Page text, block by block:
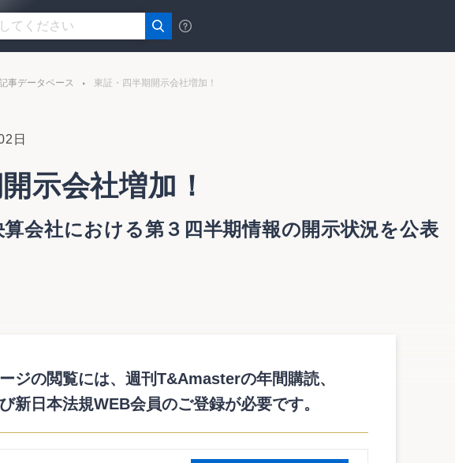
事データベース 東証・四半期開示会社増加！
日
示会社増加！
会社における第３四半期情報の開示状況を公表
ぼ同じ３５．５日。もっとも早く開示を行った会社は株式会社アドヴァン（市
約半数の会社が財務諸表の形式による開示を行っている（キャッシュ・フロー計
ジの閲覧には、週刊T&Amasterの年間購読、
新日本法規WEB会員のご登録が必要です。